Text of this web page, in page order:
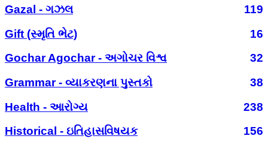
Gazal - ગઝલ
119
Gift (સ્મૃતિ ભેટ)
16
Gochar Agochar - અગોચર વિશ્વ
32
Grammar - વ્યાકરણના પુસ્તકો
38
Health - આરોગ્ય
238
Historical - ઇતિહાસવિષયક
156